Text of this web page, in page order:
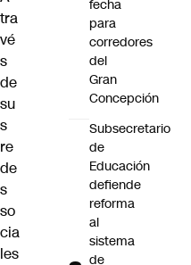
tra
vé
s
de
su
s
re
de
s
so
cia
les
fecha
para
corredores
del
Gran
Concepción
Subsecretario
de
Educación
defiende
reforma
al
sistema
de